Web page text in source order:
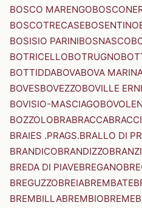
BOSCO MARENGO
BOSCOTRECASEBOSENTINO
BOSISIO PARINIBOSNASCO
BOTRICELLOBOTRUGNO
BOTTIDDABOVABOVA
BOVESBOVEZZOBOVILLE
BOVISIO-MASCIAGO
BOZZOLOBRABRACCA
BRAIES .PRAGS.BRALLO DI
BRANDICOBRANDIZZOBRANZI
BREDA DI PIAVEBREGANO
BREGUZZOBREIABREMBATE
BREMBILLABREMBIOBREME